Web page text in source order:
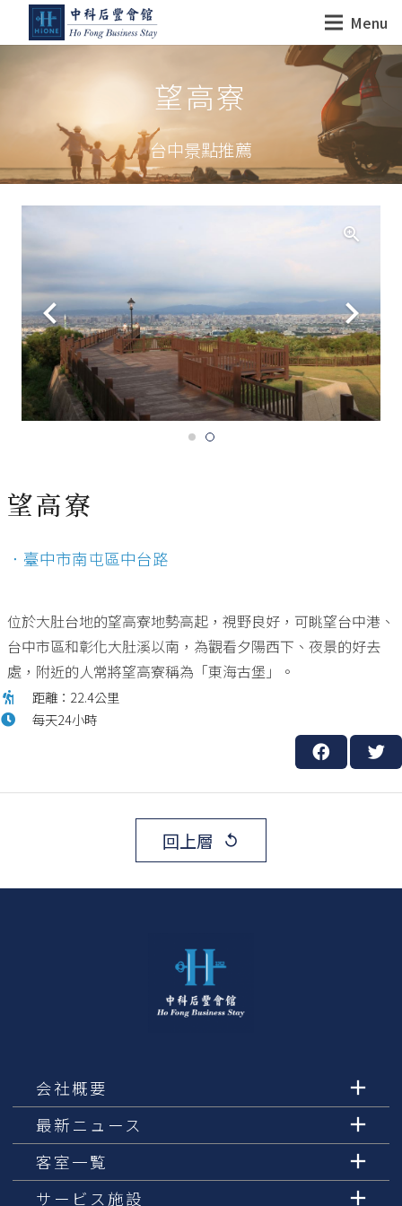
Menu
望高寮
台中景點推薦
望高寮
．臺中市南屯區中台路
位於大肚台地的望高寮地勢高起，視野良好，可眺望台中港、
台中市區和彰化大肚溪以南，為觀看夕陽西下、夜景的好去
處，附近的人常將望高寮稱為「東海古堡」。
距離：22.4公里
每天24小時
回上層 replay
会社概要
最新ニュース
客室一覧
サービス施設